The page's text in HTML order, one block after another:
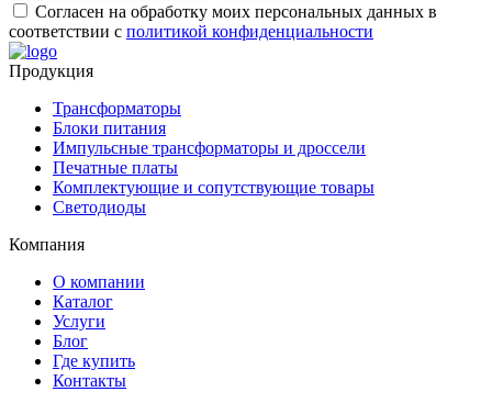
Согласен на обработку моих персональных данных в
соответствии с политикой конфиденциальности
Продукция
Трансформаторы
Блоки питания
Импульсные трансформаторы и дроссели
Печатные платы
Комплектующие и сопутствующие товары
Светодиоды
Компания
О компании
Каталог
Услуги
Блог
Где купить
Контакты